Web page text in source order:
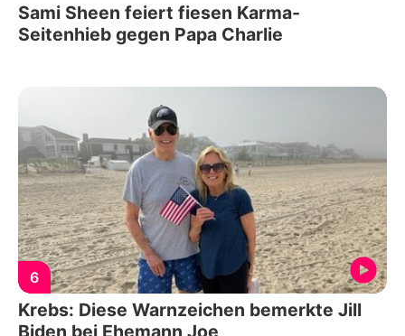
Sami Sheen feiert fiesen Karma-
Seitenhieb gegen Papa Charlie
6
Krebs: Diese Warnzeichen bemerkte Jill